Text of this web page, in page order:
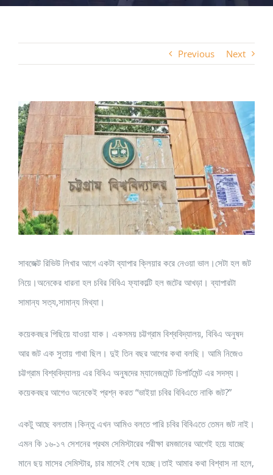
Previous Next
View
Larger
Image
সাবজেক্ট রিভিউ লিখার আগে একটা ব্যাপার ক্লিয়ার করে নেওয়া ভাল।সেটা হল জট
নিয়ে।অনেকের ধারনা হল চবির বিবিএ ফ্যাকাল্টি হল জটের আখড়া। ব্যাপারটা
সামান্য সত্য,সামান্য মিথ্যা।
কয়েকবছর পিছিয়ে যাওয়া যাক। একসময় চট্টগ্রাম বিশ্ববিদ্যালয়, বিবিএ অনুষদ
আর জট এক সুতায় গাথা ছিল। দুই তিন বছর আগের কথা বলছি। আমি নিজেও
চট্টগ্রাম বিশ্ববিদ্যালয় এর বিবিএ অনুষদের ম্যানেজমেন্ট ডিপার্টমেন্ট এর সদস্য।
কয়েকবছর আগেও অনেকেই প্রশ্ন করত “ভাইয়া চবির বিবিএতে নাকি জট?”
একটু আছে বলতাম।কিন্তু এখন আমিও বলতে পারি চবির বিবিএতে তেমন জট নাই।
এমন কি ১৬-১৭ সেশনের প্রথম সেমিস্টারের পরীক্ষা রমজানের আগেই হয়ে যাচ্ছে
মানে ছয় মাসের সেমিস্টার, চার মাসেই শেষ হচ্ছে।তাই আমার কথা বিশ্বাস না হলে,